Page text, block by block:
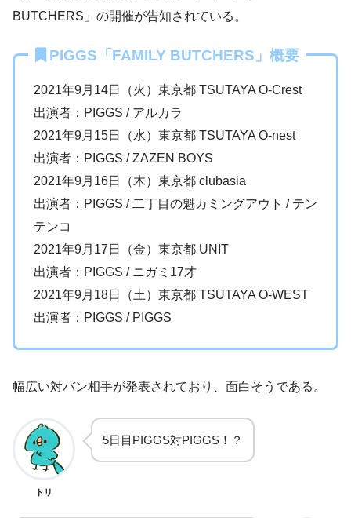
BUTCHERS」の開催が告知されている。
PIGGS「FAMILY BUTCHERS」概要
2021年9月14日（火）東京都 TSUTAYA O-Crest
出演者：PIGGS / アルカラ
2021年9月15日（水）東京都 TSUTAYA O-nest
出演者：PIGGS / ZAZEN BOYS
2021年9月16日（木）東京都 clubasia
出演者：PIGGS / 二丁目の魁カミングアウト / テン
テンコ
2021年9月17日（金）東京都 UNIT
出演者：PIGGS / ニガミ17才
2021年9月18日（土）東京都 TSUTAYA O-WEST
出演者：PIGGS / PIGGS
幅広い対バン相手が発表されており、面白そうである。
トリ
5日目PIGGS対PIGGS！？